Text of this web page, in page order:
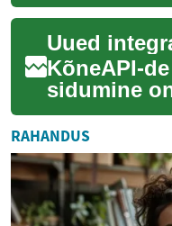
see kaitseb
KõneAPI-
sidumine
oluliseks
soovivad
RAHANDUS